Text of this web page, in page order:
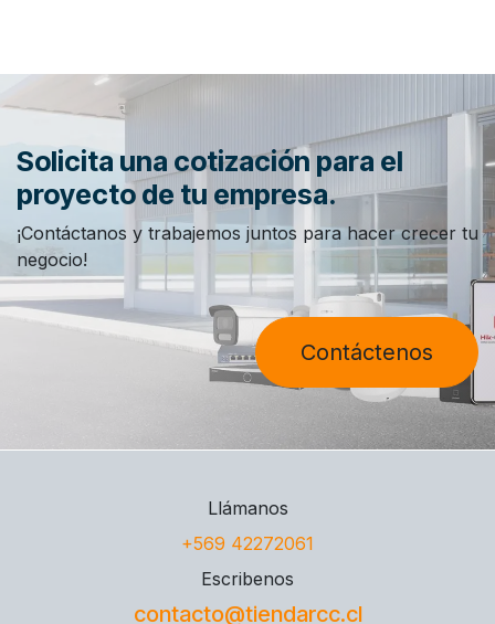
Solicita una cotización para el
proyecto de tu empresa.
¡Contáctanos y trabajemos juntos para hacer crecer tu
negocio!
Contáctenos
Llámanos
+569 42272061
Escribenos
contacto@tiendarcc.cl